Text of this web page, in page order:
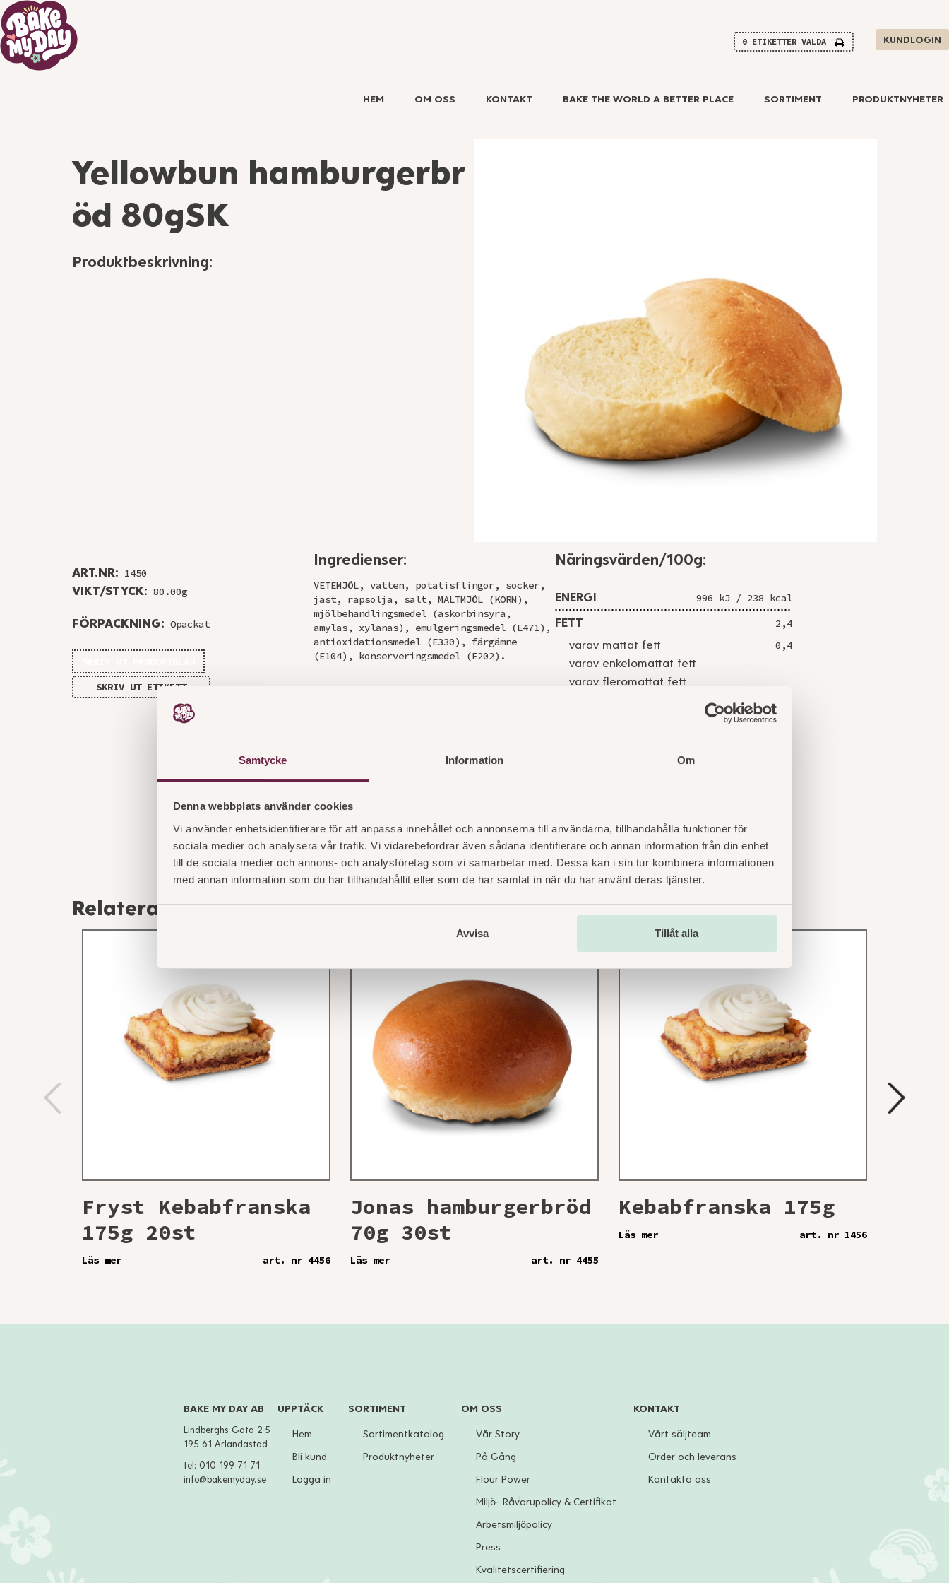
Samtycke Information Om
Denna webbplats använder cookies
Vi använder enhetsidentifierare för att anpassa innehållet och annonserna till användarna, tillhandahålla funktioner för
sociala medier och analysera vår trafik. Vi vidarebefordrar även sådana identifierare och annan information från din enhet
till de sociala medier och annons- och analysföretag som vi samarbetar med. Dessa kan i sin tur kombinera informationen
med annan information som du har tillhandahållit eller som de har samlat in när du har använt deras tjänster.
Avvisa Tillåt alla
HEM OM OSS KONTAKT BAKE THE WORLD A BETTER PLACE SORTIMENT PRODUKTNYHETER
0 ETIKETTER VALDA KUNDLOGIN
Yellowbun hamburgerbr
öd 80gSK
Produktbeskrivning:
ART.NR: 1450
VIKT/STYCK: 80.00g
FÖRPACKNING: Opackat
SKRIV UT ETIKETT
Ingredienser:
VETEMJÖL, vatten, potatisflingor, socker,
jäst, rapsolja, salt, MALTMJÖL (KORN),
mjölbehandlingsmedel (askorbinsyra,
amylas, xylanas), emulgeringsmedel (E471),
antioxidationsmedel (E330), färgämne
(E104), konserveringsmedel (E202).
Näringsvärden/100g:
ENERGI
996 kJ / 238 kcal
FETT
2,4
varav mattat fett
0,4
varav enkelomattat fett
varav fleromattat fett
Relaterade produkter
Fryst Kebabfranska
175g 20st
Läs mer art. nr 4456
Jonas hamburgerbröd
70g 30st
Läs mer art. nr 4455
Kebabfranska 175g
Läs mer art. nr 1456
BAKE MY DAY AB
Lindberghs Gata 2-5
195 61 Arlandastad
tel: 010 199 71 71
info@bakemyday.se
UPPTÄCK
Hem
Bli kund
Logga in
SORTIMENT
Sortimentkatalog
Produktnyheter
OM OSS
Vår Story
På Gång
Flour Power
Miljö- Råvarupolicy & Certifikat
Arbetsmiljöpolicy
Press
Kvalitetscertifiering
KONTAKT
Vårt säljteam
Order och leverans
Kontakta oss